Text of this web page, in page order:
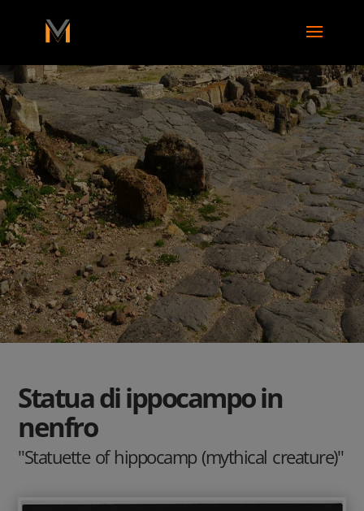
Statua di ippocampo in
nenfro
"Statuette of hippocamp (mythical creature)"